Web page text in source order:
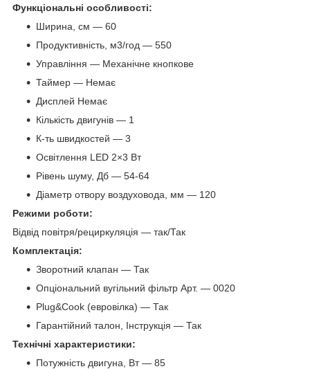
Функціональні особливості:
Ширина, см — 60
Продуктивність, м3/год — 550
Управління — Механічне кнопкове
Таймер — Немає
Дисплей Немає
Кількість двигунів — 1
К-ть швидкостей — 3
Освітлення LED 2×3 Вт
Рівень шуму, Дб — 54-64
Діаметр отвору воздуховода, мм — 120
Режими роботи:
Відвід повітря/рециркуляція — так/Так
Комплектація:
Зворотний клапан — Так
Опціональний вугільний фільтр Арт. — 0020
Plug&Cook (евровілка) — Так
Гарантійний талон, Інструкція — Так
Технічні характеристики:
Потужність двигуна, Вт — 85